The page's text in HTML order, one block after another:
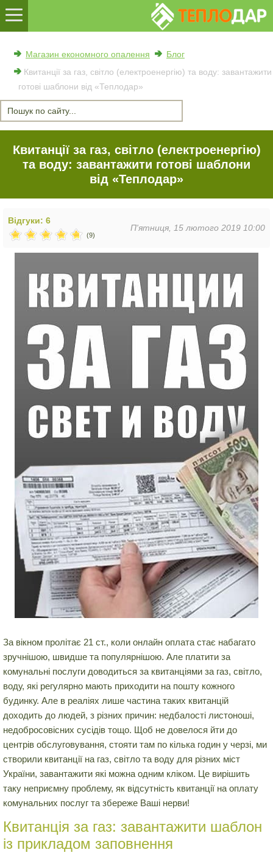
Магазин економного опалення
Блог
Квитанції за газ, світло (електроенергію) та воду: завантажити
готові шаблони від «Теплодар»
Квитанції за газ, світло (електроенергію)
та воду: завантажити готові шаблони
від «Теплодар»
Відгуки: 6
(9)
П'ятниця, 15 лютого 2019 10:00
За вікном пролітає 21 ст., коли онлайн оплата стає набагато
зручнішою, швидше та популярнішою. Але платити за
комунальні послуги доводиться за квитанціями за газ, світло,
воду, які регулярно мають приходити на пошту кожного
будинку. Але в реаліях лише частина таких квитанцій
доходить до людей, з різних причин: недбалості листоноші,
недобросовісних сусідів тощо. Щоб не довелося йти до
центрів обслуговування, стояти там по кілька годин у черзі, ми
створили квитанції на газ, світло та воду для різних міст
України, завантажити які можна одним кліком. Це вирішить
таку неприємну проблему, як відсутність квитанції на оплату
комунальних послуг та збереже Ваші нерви!
Квитанція за газ: завантажити шаблон
із прикладом заповнення